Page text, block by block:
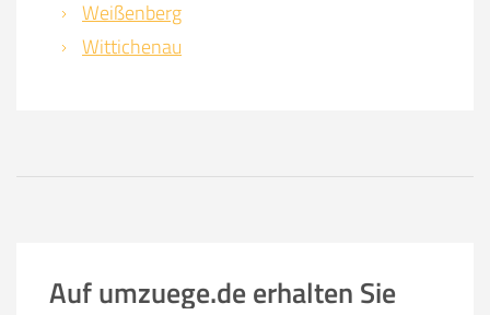
Weißenberg
Wittichenau
Auf umzuege.de erhalten Sie